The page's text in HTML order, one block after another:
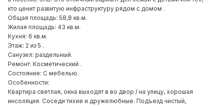
кто ценит развитую инфраструктуру рядом с домом .
Общая площадь: 58,8 кв.м.
Жилая площадь: 43 кв.м.
Кухня: 6 кв.м.
Этаж: 2 из 5 .
Санузел: раздельный.
Ремонт: Косметический .
Состояние: С мебелью.
Особенности:
Квартира светлая, окна выходят в во двор / на улицу, хорошая
инсоляция. Соседи тихие и дружелюбные. Подъезд чистый,